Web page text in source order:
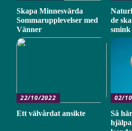
Skapa Minnesvärda
Sommarupplevelser med
Vänner
de
smink
22/10/2022
Ett välvårdat ansikte
02/
Så